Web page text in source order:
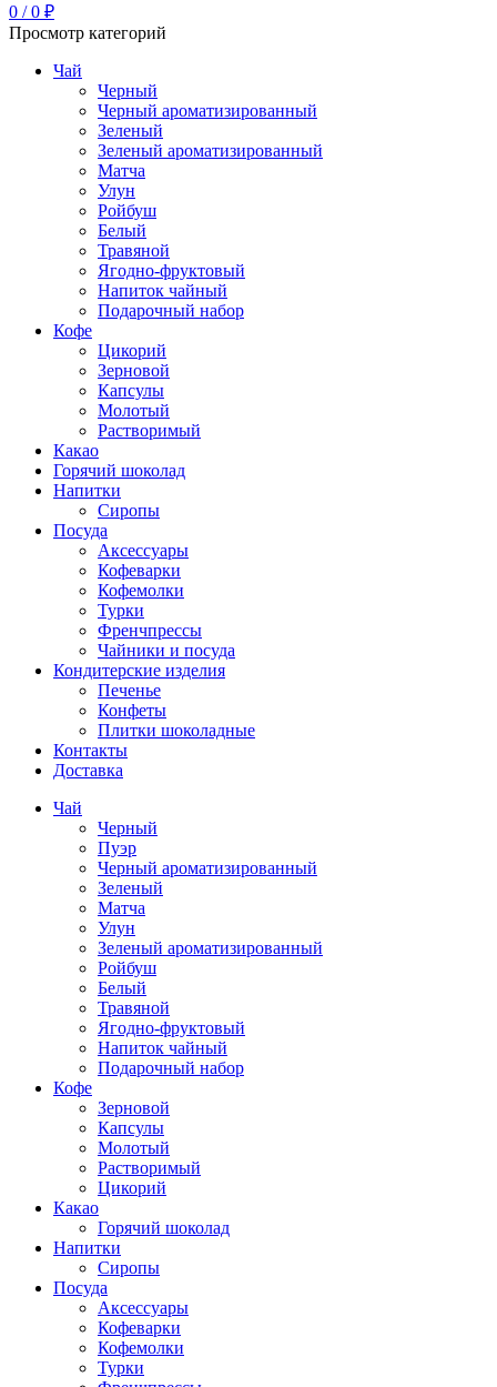
0 / 0 ₽
Просмотр категорий
Чай
Черный
Черный ароматизированный
Зеленый
Зеленый ароматизированный
Матча
Улун
Ройбуш
Белый
Травяной
Ягодно-фруктовый
Напиток чайный
Подарочный набор
Кофе
Цикорий
Зерновой
Капсулы
Молотый
Растворимый
Какао
Горячий шоколад
Напитки
Сиропы
Посуда
Аксессуары
Кофеварки
Кофемолки
Турки
Френчпрессы
Чайники и посуда
Кондитерские изделия
Печенье
Конфеты
Плитки шоколадные
Контакты
Доставка
Чай
Черный
Пуэр
Черный ароматизированный
Зеленый
Матча
Улун
Зеленый ароматизированный
Ройбуш
Белый
Травяной
Ягодно-фруктовый
Напиток чайный
Подарочный набор
Кофе
Зерновой
Капсулы
Молотый
Растворимый
Цикорий
Какао
Горячий шоколад
Напитки
Сиропы
Посуда
Аксессуары
Кофеварки
Кофемолки
Турки